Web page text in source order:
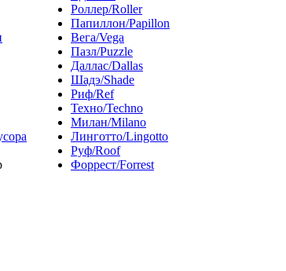
Роллер/Roller
Папиллон/Papillon
Вега/Vega
Пазл/Puzzle
Даллас/Dallas
Шадэ/Shade
Риф/Ref
Техно/Techno
Милан/Milano
Линготто/Lingotto
Руф/Roof
Форрест/Forrest